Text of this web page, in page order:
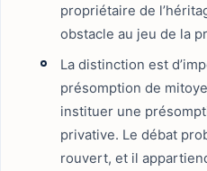
propriétaire de
obstacle au jeu de la
La distinction est
présomption de
instituer une
privative. Le débat
rouvert, et il